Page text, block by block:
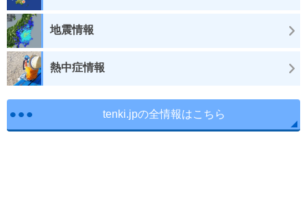
地震情報
熱中症情報
tenki.jpの全情報はこちら